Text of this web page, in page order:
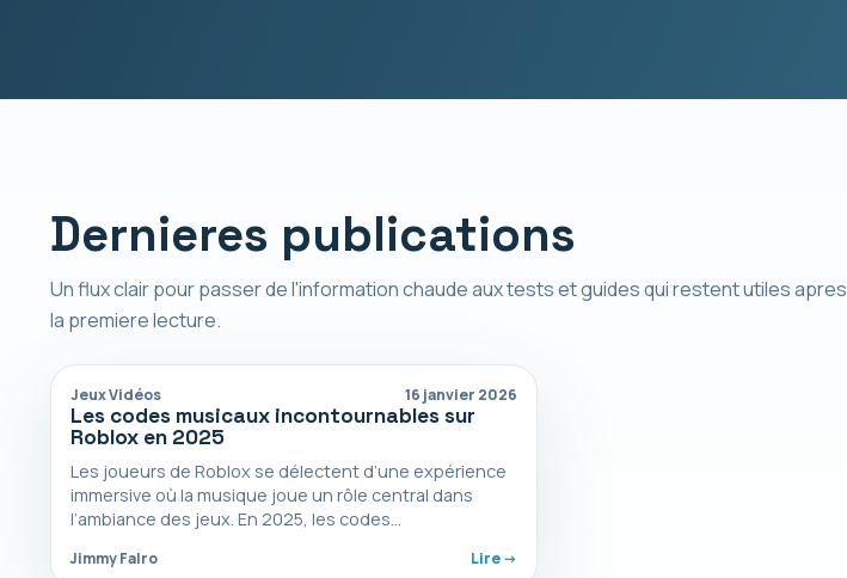
Dernieres publications
Un flux clair pour passer de l'information chaude aux tests et guides qui restent utiles apres
la premiere lecture.
Jeux Vidéos 16 janvier 2026
Les codes musicaux incontournables sur
Roblox en 2025
Les joueurs de Roblox se délectent d’une expérience
immersive où la musique joue un rôle central dans
l’ambiance des jeux. En 2025, les codes…
Jimmy Falro Lire ->